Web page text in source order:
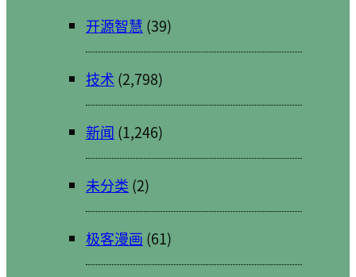
开源智慧 (39)
技术 (2,798)
新闻 (1,246)
未分类 (2)
极客漫画 (61)